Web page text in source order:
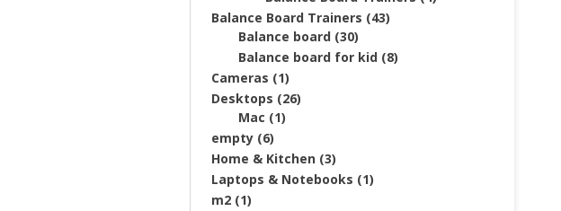
Balance Board Trainers (43)
Balance board (30)
Balance board for kid (8)
Cameras (1)
Desktops (26)
Mac (1)
empty (6)
Home & Kitchen (3)
Laptops & Notebooks (1)
m2 (1)